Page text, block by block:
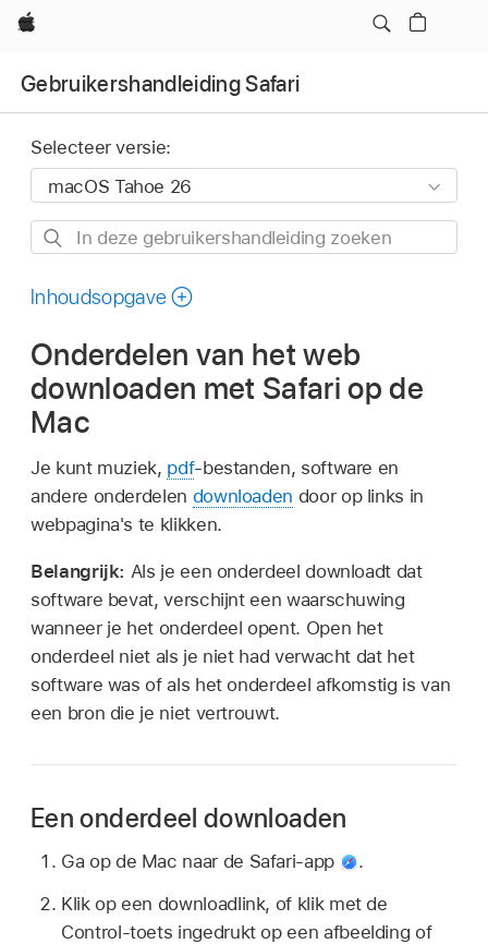
Apple
Gebruikershandleiding Safari
Selecteer versie:
In
gebruikershandleiding
Inhoudsopgave
Onderdelen van het web
downloaden met Safari op de
Mac
Je kunt muziek, pdf-bestanden, software en
andere onderdelen downloaden door op links in
webpagina's te klikken.
Belangrijk: Als je een onderdeel downloadt dat
software bevat, verschijnt een waarschuwing
wanneer je het onderdeel opent. Open het
onderdeel niet als je niet had verwacht dat het
software was of als het onderdeel afkomstig is van
een bron die je niet vertrouwt.
Een onderdeel downloaden
Ga op de Mac naar de Safari-app
.
Klik op een downloadlink, of klik met de
Control-toets ingedrukt op een afbeelding of